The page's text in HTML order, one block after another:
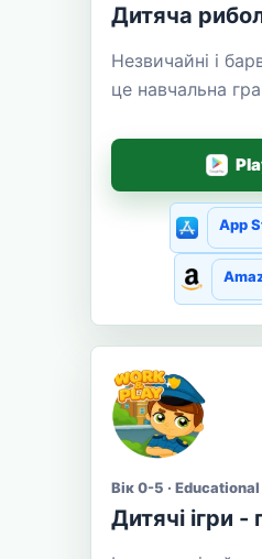
Дитяча
Незвичайні і
це навчальна
App
Вік 0-5 ·
Дитячі ігри -